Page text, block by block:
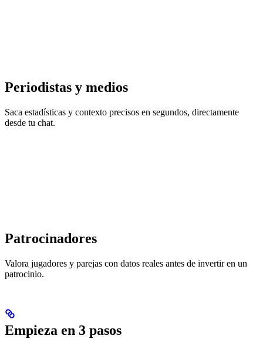
Periodistas y medios
Saca estadísticas y contexto precisos en segundos, directamente
desde tu chat.
Patrocinadores
Valora jugadores y parejas con datos reales antes de invertir en un
patrocinio.
Empieza en 3 pasos